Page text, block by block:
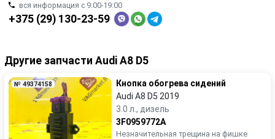
вся информация с 9:00-19:00
+375 (29) 130-23-59
Другие запчасти Audi A8 D5
№ 49374158
Кнопка обогрева сидений
Audi A8 D5 2019
3.0 л., дизель
3F0959772A
Незначительная трещина на фишке